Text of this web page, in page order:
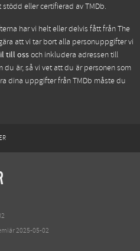
eller certifierad av TMDb.
har vi helt eller delvis fått frånThe
att vi tar bort alla personuppgifter vi
till ossoch inkludera adressen till
du är, så vi vet att du är personen som
dina uppgifter från TMDb måste du
2025-05-02